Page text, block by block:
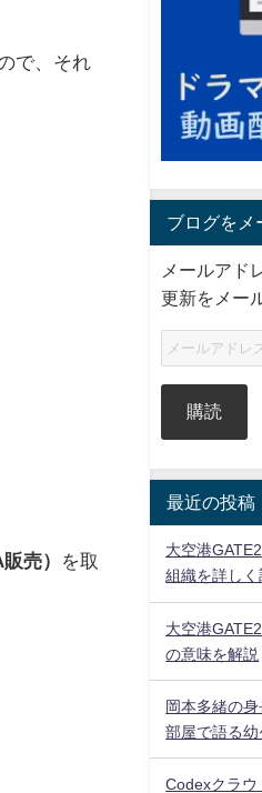
で、それ
売）
を取
ブログをメ
メールアド
更新をメー
購読
最近の投稿
大空港
組織を詳しく
大空港
の意味を解説
岡本多緒の
部屋で語る幼
Codexクラウ